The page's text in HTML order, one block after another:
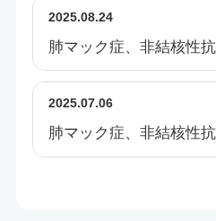
2025.08.24
肺マック症、非結核性
2025.07.06
肺マック症、非結核性